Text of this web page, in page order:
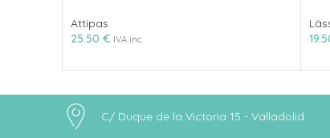
Attipas
25.50 € IVA inc.
C/ Duque de la Victoria 15 - Valladolid